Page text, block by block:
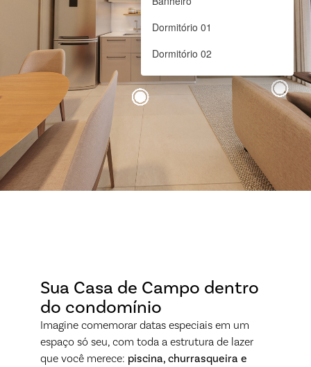
Sua Casa de Campo dentro
do condomínio
Imagine comemorar datas especiais em um
espaço só seu, com toda a estrutura de lazer
que você merece: piscina, churrasqueira e